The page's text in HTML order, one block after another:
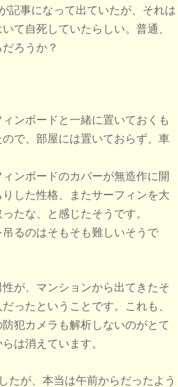
記事になって出ていたが、それは
て自死していたらしい。普通、
ろうか？
ンボードと一緒に置いておくも
で、部屋には置いておらず、車
ンボードのカバーが無造作に開
した性格、またサーフィンを大
たな、と感じたそうです。
るのはそもそも難しいそうで
が、マンションから出てきたそ
ったということです。これも、
犯カメラも解析しないのがとて
は消えています。
たが、本当は午前からだったよう